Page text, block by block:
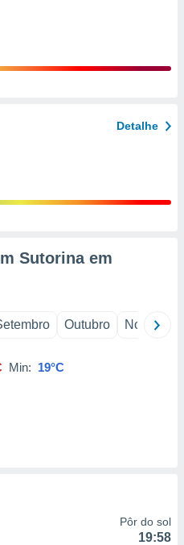
Detalhe
Sutorina em
Outubro Novembro
Min: 19°C
Pôr do sol
19:58